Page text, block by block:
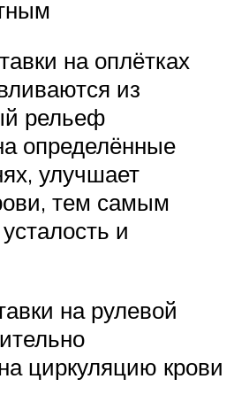
на оплётках
из
рельеф
определённые
улучшает
тем самым
и
на рулевой
циркуляцию крови